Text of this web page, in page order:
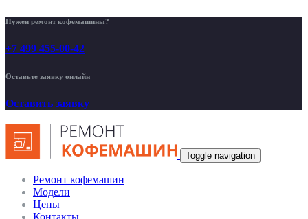
Нужен ремонт кофемашины?
+7 499 455-00-42
Оставьте заявку онлайн
Оставить заявку
Toggle navigation
Ремонт кофемашин
Модели
Цены